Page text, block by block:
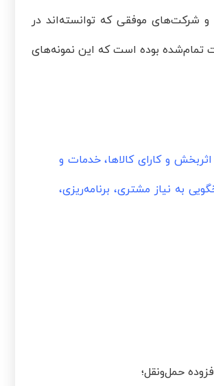
و شرکت‌های موفقی که توانسته‌اند در
تمام‌شده بوده است که این نمونه‌های
و کارای کالاها، خدمات و
به نیاز مشتری، برنامه‌ریزی،
حمل‌ونقل؛